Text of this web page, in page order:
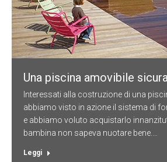
Una piscina amovibile
Interessati alla costruzione di una
abbiamo visto in azione il sistema di
e abbiamo voluto acquistarlo
bambina non sapeva nuotare bene.…
Leggi